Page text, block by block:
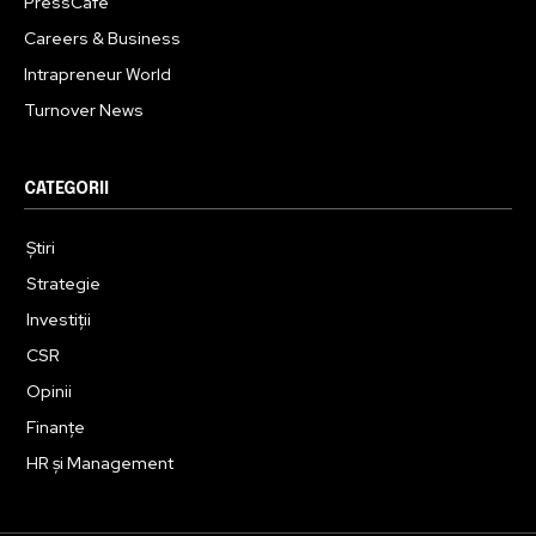
Careers & Business
Intrapreneur World
Turnover News
CATEGORII
Știri
Strategie
Investiții
CSR
Opinii
Finanțe
HR și Management